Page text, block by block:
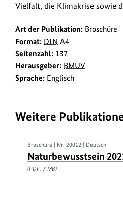
Vielfalt, die Klimakrise sowie
Art der Publikation: Broschüre
Format: DIN A4
Seitenzahl: 137
Herausgeber: BMUV
Sprache: Englisch
Weitere
Broschüre | Nr. 20012 | Deutsch
Naturbewusstsein
(PDF, 7 MB)